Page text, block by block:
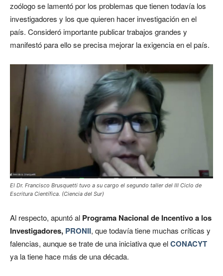
zoólogo se lamentó por los problemas que tienen todavía los
investigadores y los que quieren hacer investigación en el
país. Consideró importante publicar trabajos grandes y
manifestó para ello se precisa mejorar la exigencia en el país.
El Dr. Francisco Brusquetti tuvo a su cargo el segundo taller del III Ciclo de
Escritura Científica. (Ciencia del Sur)
Al respecto, apuntó al Programa Nacional de Incentivo a los
Investigadores, PRONII, que todavía tiene muchas críticas y
falencias, aunque se trate de una iniciativa que elCONACYT
ya la tiene hace más de una década.